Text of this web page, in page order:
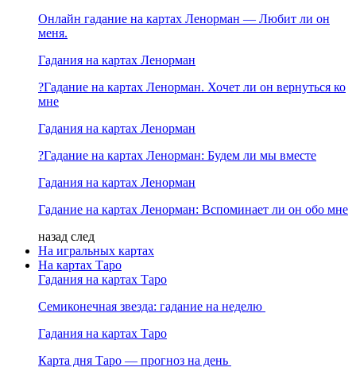
Онлайн гадание на картах Ленорман — Любит ли он
меня.
Гадания на картах Ленорман
?Гадание на картах Ленорман. Хочет ли он вернуться ко
мне
Гадания на картах Ленорман
?Гадание на картах Ленорман: Будем ли мы вместе
Гадания на картах Ленорман
Гадание на картах Ленорман: Вспоминает ли он обо мне
назад след
На игральных картах
На картах Таро
Гадания на картах Таро
Семиконечная звезда: гадание на неделю
Гадания на картах Таро
Карта дня Таро — прогноз на день